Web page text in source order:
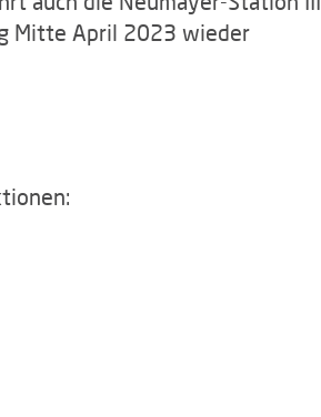
Mitte April 2023 wieder